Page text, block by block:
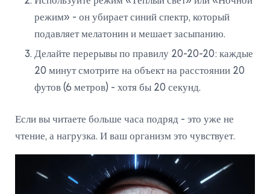
режим» - он убирает синий спектр, который
подавляет мелатонин и мешает засыпанию.
Делайте перерывы по правилу 20-20-20: каждые
20 минут смотрите на объект на расстоянии 20
футов (6 метров) - хотя бы 20 секунд.
Если вы читаете больше часа подряд - это уже не
чтение, а нагрузка. И ваш организм это чувствует.